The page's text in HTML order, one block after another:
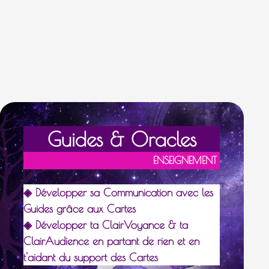
Guides & Oracles
ENSEIGNEMENT
◈ Développer sa Communication avec les
Guides grâce aux Cartes
◈ Développer ta ClairVoyance & ta
ClairAudience en partant de rien et en
t'aidant du support des Cartes